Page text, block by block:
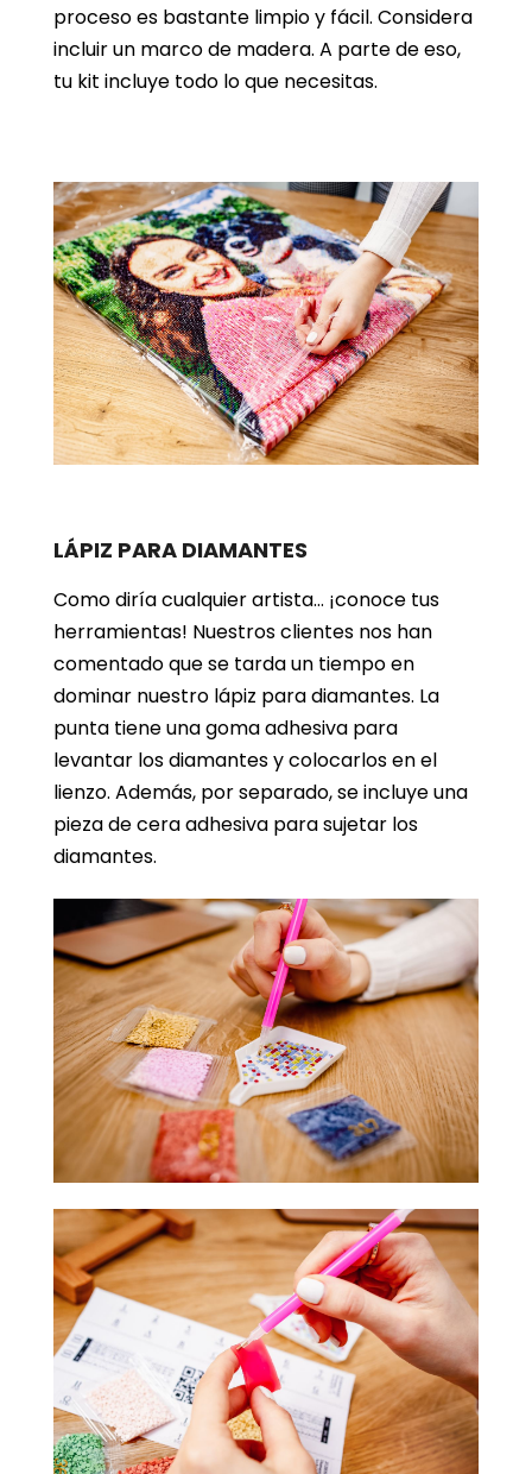
proceso es bastante limpio y fácil. Considera
incluir un marco de madera. A parte de eso,
tu kit incluye todo lo que necesitas.
LÁPIZ PARA DIAMANTES
Como diría cualquier artista… ¡conoce tus
herramientas! Nuestros clientes nos han
comentado que se tarda un tiempo en
dominar nuestro lápiz para diamantes. La
punta tiene una goma adhesiva para
levantar los diamantes y colocarlos en el
lienzo. Además, por separado, se incluye una
pieza de cera adhesiva para sujetar los
diamantes.